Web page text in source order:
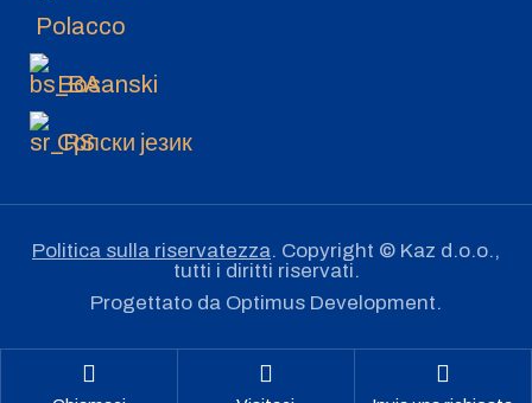
Polacco
Bosanski
Српски језик
Politica sulla riservatezza. Copyright © Kaz d.o.o.,
tutti i diritti riservati.
Progettato da Optimus Development.